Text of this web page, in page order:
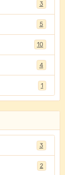
3
5
10
4
1
3
2